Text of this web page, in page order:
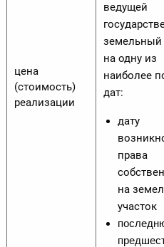
цена
(стоимость)
реализации
ведущей
земельный
на одну из
наиболее
дат:
дату
права
на
участок